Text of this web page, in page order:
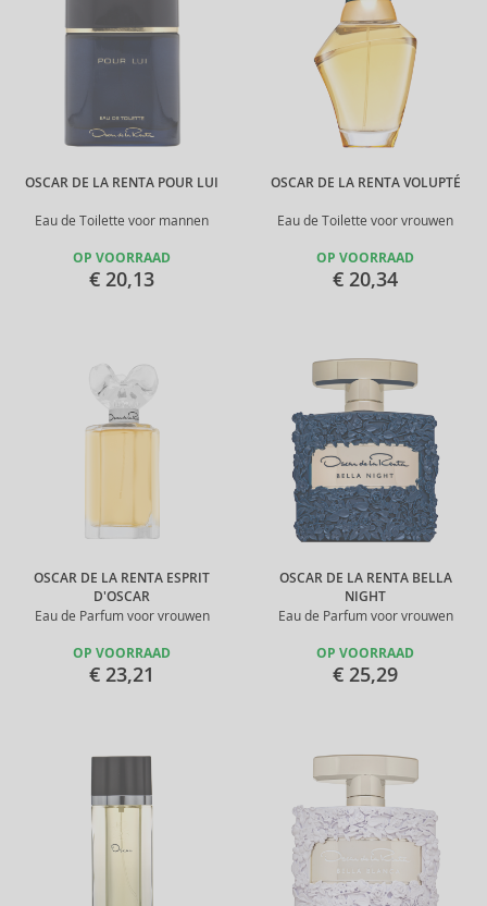
OSCAR DE LA RENTA POUR LUI
Eau de Toilette voor mannen
OP VOORRAAD
€ 20,13
OSCAR DE LA RENTA VOLUPTÉ
Eau de Toilette voor vrouwen
OP VOORRAAD
€ 20,34
OSCAR DE LA RENTA ESPRIT
D'OSCAR
Eau de Parfum voor vrouwen
OP VOORRAAD
€ 23,21
OSCAR DE LA RENTA BELLA
NIGHT
Eau de Parfum voor vrouwen
OP VOORRAAD
€ 25,29